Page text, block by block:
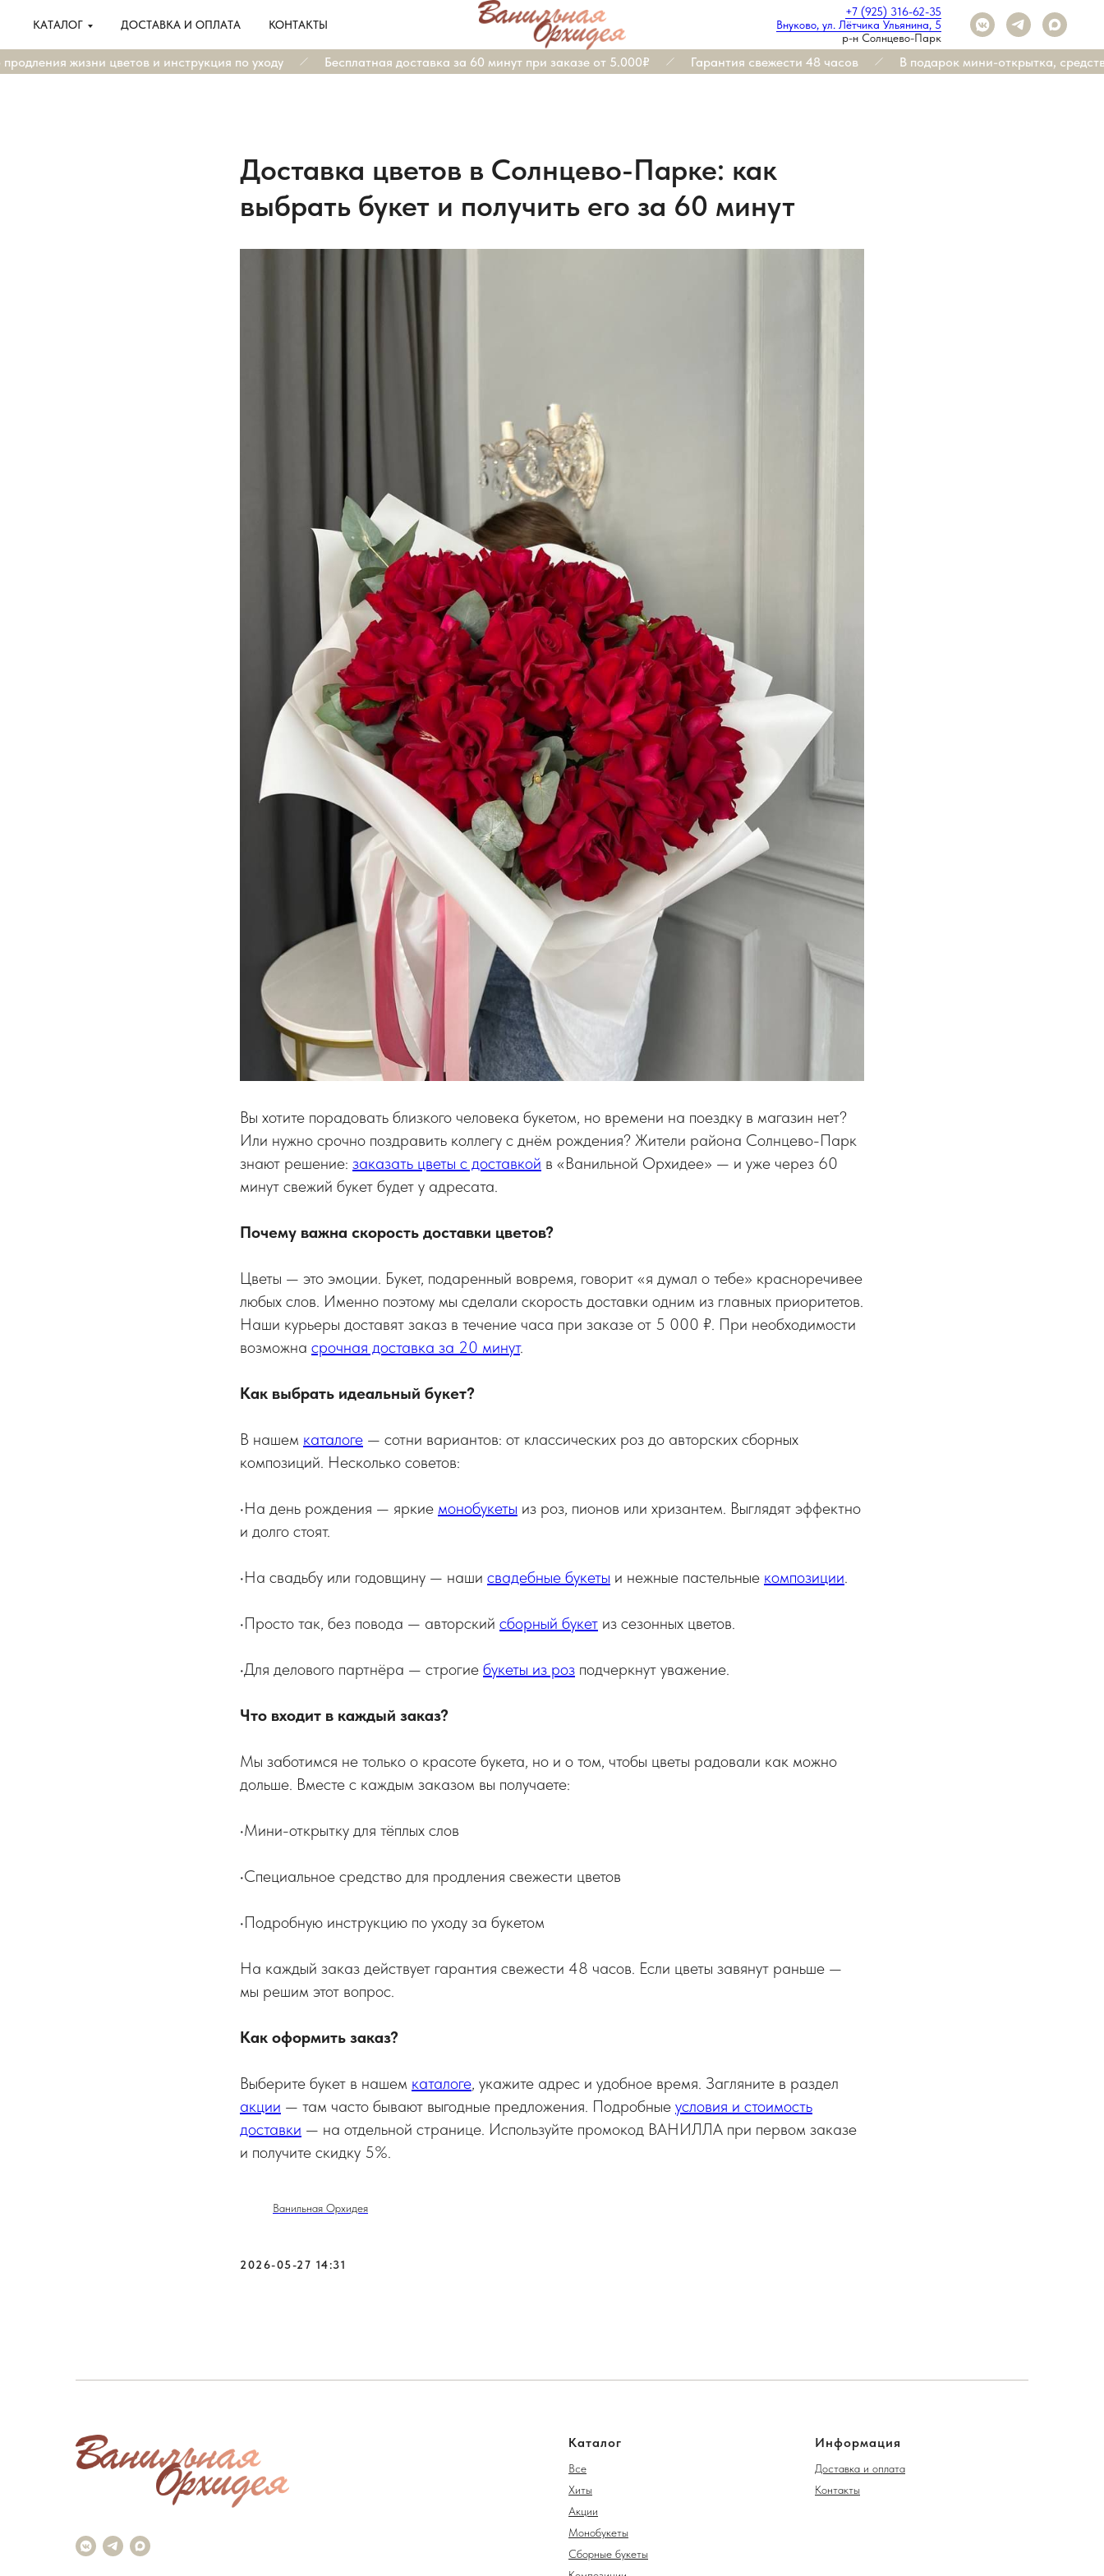
КАТАЛОГ ДОСТАВКА И ОПЛАТА КОНТАКТЫ
+7 (925) 316-62-35
Внуково, ул. Лётчика Ульянина, 5
р-н Солнцево-Парк
жизни цветов и инструкция по уходу Бесплатная доставка за 60 минут при заказе от 5.000₽ Гарантия свежести 48 часов В подарок мини-открытка,
Доставка цветов в Солнцево-Парке: как
выбрать букет и получить его за 60 минут
Вы хотите порадовать близкого человека букетом, но времени на поездку в магазин нет?
Или нужно срочно поздравить коллегу с днём рождения? Жители района Солнцево-Парк
знают решение: заказать цветы с доставкой в «Ванильной Орхидее» — и уже через 60
минут свежий букет будет у адресата.
Почему важна скорость доставки цветов?
Цветы — это эмоции. Букет, подаренный вовремя, говорит «я думал о тебе» красноречивее
любых слов. Именно поэтому мы сделали скорость доставки одним из главных приоритетов.
Наши курьеры доставят заказ в течение часа при заказе от 5 000 ₽. При необходимости
возможна срочная доставка за 20 минут.
Как выбрать идеальный букет?
В нашем каталоге — сотни вариантов: от классических роз до авторских сборных
композиций. Несколько советов:
•На день рождения — яркие монобукеты из роз, пионов или хризантем. Выглядят эффектно
и долго стоят.
•На свадьбу или годовщину — наши свадебные букеты и нежные пастельные композиции.
•Просто так, без повода — авторский сборный букет из сезонных цветов.
•Для делового партнёра — строгие букеты из роз подчеркнут уважение.
Что входит в каждый заказ?
Мы заботимся не только о красоте букета, но и о том, чтобы цветы радовали как можно
дольше. Вместе с каждым заказом вы получаете:
•Мини-открытку для тёплых слов
•Специальное средство для продления свежести цветов
•Подробную инструкцию по уходу за букетом
На каждый заказ действует гарантия свежести 48 часов. Если цветы завянут раньше —
мы решим этот вопрос.
Как оформить заказ?
Выберите букет в нашем каталоге, укажите адрес и удобное время. Загляните в раздел
акции — там часто бывают выгодные предложения. Подробные условия и стоимость
доставки — на отдельной странице. Используйте промокод ВАНИЛЛА при первом заказе
и получите скидку 5%.
Ванильная Орхидея
2026-05-27 14:31
Каталог
Все
Хиты
Акции
Монобукеты
Сборные букеты
Информация
Доставка и оплата
Контакты